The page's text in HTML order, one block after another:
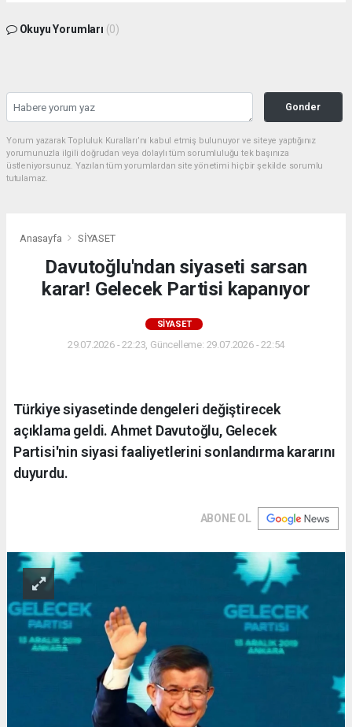
Okuyu Yorumları (0)
Gonder
Yorum yazarak Topluluk Kuralları’nı kabul etmiş bulunuyor ve siteye yaptığınız
yorumunuzla ilgili doğrudan veya dolaylı tüm sorumluluğu tek başınıza
üstleniyorsunuz. Yazılan tüm yorumlardan site yönetimi hiçbir şekilde sorumlu
tutulamaz.
Anasayfa SİYASET
Davutoğlu'ndan siyaseti sarsan
karar! Gelecek Partisi kapanıyor
SİYASET
29.07.2026 - 22:23, Güncelleme: 29.07.2026 - 22:54
Türkiye siyasetinde dengeleri değiştirecek
açıklama geldi. Ahmet Davutoğlu, Gelecek
Partisi'nin siyasi faaliyetlerini sonlandırma kararını
duyurdu.
ABONE OL